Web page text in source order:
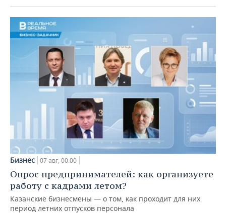
Бизнес 07 авг, 00:00
Опрос предпринимателей: как организуете
работу с кадрами летом?
Казанские бизнесмены — о том, как проходит для них
период летних отпусков персонала